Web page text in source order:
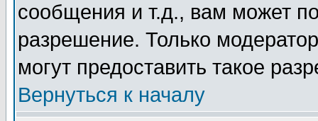
сообщения и т.д., вам может
разрешение. Только
могут предоставить такое
Вернуться к началу